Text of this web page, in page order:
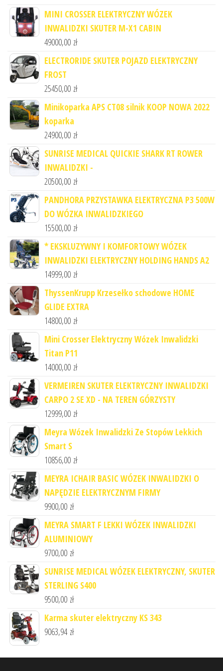
MINI CROSSER ELEKTRYCZNY WÓZEK
INWALIDZKI SKUTER M-X1 CABIN
49000,00 zł
ELECTRORIDE SKUTER POJAZD ELEKTRYCZNY
FROST
25450,00 zł
Minikoparka APS CT08 silnik KOOP NOWA 2022
koparka
24900,00 zł
SUNRISE MEDICAL QUICKIE SHARK RT ROWER
INWALIDZKI -
20500,00 zł
PANDHORA PRZYSTAWKA ELEKTRYCZNA P3 500W
DO WÓZKA INWALIDZKIEGO
15500,00 zł
* EKSKLUZYWNY I KOMFORTOWY WÓZEK
INWALIDZKI ELEKTRYCZNY HOLDING HANDS A2
14999,00 zł
ThyssenKrupp Krzesełko schodowe HOME
GLIDE EXTRA
14800,00 zł
Mini Crosser Elektryczny Wózek Inwalidzki
Titan P11
14000,00 zł
VERMEIREN SKUTER ELEKTRYCZNY INWALIDZKI
CARPO 2 SE XD - NA TEREN GÓRZYSTY
12999,00 zł
Meyra Wózek Inwalidzki Ze Stopów Lekkich
Smart S
10856,00 zł
MEYRA ICHAIR BASIC WÓZEK INWALIDZKI O
NAPĘDZIE ELEKTRYCZNYM FIRMY
9900,00 zł
MEYRA SMART F LEKKI WÓZEK INWALIDZKI
ALUMINIOWY
9700,00 zł
SUNRISE MEDICAL WÓZEK ELEKTRYCZNY, SKUTER
STERLING S400
9500,00 zł
Karma skuter elektryczny KS 343
9063,94 zł